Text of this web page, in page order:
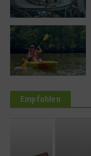
Empfohlen